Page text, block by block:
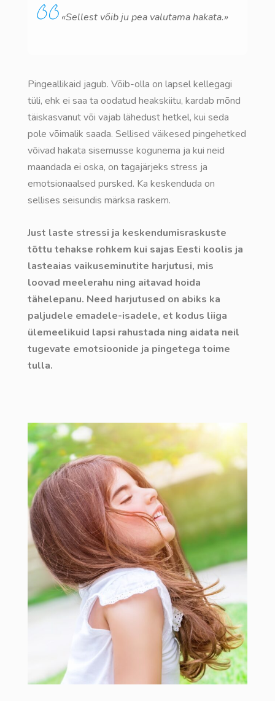
«Sellest võib ju pea valutama hakata.»
Pingeallikaid jagub. Võib-olla on lapsel kellegagi
tüli, ehk ei saa ta oodatud heakskiitu, kardab mõnd
täiskasvanut või vajab lähedust hetkel, kui seda
pole võimalik saada. Sellised väikesed pingehetked
võivad hakata sisemusse kogunema ja kui neid
maandada ei oska, on tagajärjeks stress ja
emotsionaalsed pursked. Ka keskenduda on
sellises seisundis märksa raskem.
Just laste stressi ja keskendumisraskuste
tõttu tehakse rohkem kui sajas Eesti koolis ja
lasteaias vaikuseminutite harjutusi, mis
loovad meelerahu ning aitavad hoida
tähelepanu. Need harjutused on abiks ka
paljudele emadele-isadele, et kodus liiga
ülemeelikuid lapsi rahustada ning aidata neil
tugevate emotsioonide ja pingetega toime
tulla.